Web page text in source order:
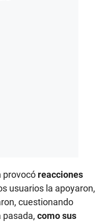
provocó reacciones
usuarios la apoyaron,
cuestionando
pasada, como sus